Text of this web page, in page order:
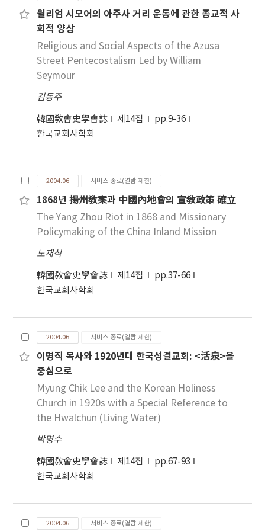
윌리엄 시모어의 아주사 거리 운동에 관한 종교적 사
회적 양상
Religious and Social Aspects of the Azusa
Street Pentecostalism Led by William
Seymour
김동주
韓國敎會史學會誌 제14집
pp.9-36
한국교회사학회
2004.06 서비스 종료(열람 제한)
1868년 揚州敎案과 中國內地會의 宣敎政策 確立
The Yang Zhou Riot in 1868 and Missionary
Policymaking of the China Inland Mission
노재식
韓國敎會史學會誌 제14집
pp.37-66
한국교회사학회
2004.06 서비스 종료(열람 제한)
이명직 목사와 1920년대 한국성결교회: <活泉>을
중심으로
Myung Chik Lee and the Korean Holiness
Church in 1920s with a Special Reference to
the Hwalchun (Living Water)
박명수
韓國敎會史學會誌 제14집
pp.67-93
한국교회사학회
2004.06 서비스 종료(열람 제한)